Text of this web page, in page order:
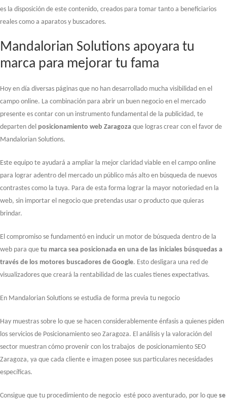
es la disposición de este contenido, creados para tomar tanto a beneficiarios
reales como a aparatos y buscadores.
Mandalorian Solutions apoyara tu
marca para mejorar tu fama
Hoy en día diversas páginas que no han desarrollado mucha visibilidad en el
campo online. La combinación para abrir un buen negocio en el mercado
presente es contar con un instrumento fundamental de la publicidad, te
departen del posicionamiento web Zaragoza que logras crear con el favor de
Mandalorian Solutions.
Este equipo te ayudará a ampliar la mejor claridad viable en el campo online
para lograr adentro del mercado un público más alto en búsqueda de nuevos
contrastes como la tuya. Para de esta forma lograr la mayor notoriedad en la
web, sin importar el negocio que pretendas usar o producto que quieras
brindar.
El compromiso se fundamentó en inducir un motor de búsqueda dentro de la
web para que tu marca sea posicionada en una de las iniciales búsquedas a
través de los motores buscadores de Google. Esto desligara una red de
visualizadores que creará la rentabilidad de las cuales tienes expectativas.
En Mandalorian Solutions se estudia de forma previa tu negocio
Hay muestras sobre lo que se hacen considerablemente énfasis a quienes piden
los servicios de Posicionamiento seo Zaragoza. El análisis y la valoración del
sector muestran cómo provenir con los trabajos de posicionamiento SEO
Zaragoza, ya que cada cliente e imagen posee sus particulares necesidades
específicas.
Consigue que tu procedimiento de negocio esté poco aventurado, por lo que se